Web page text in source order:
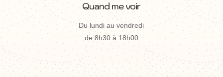
Quand me voir
Du lundi au vendredi
de 8h30 à 18h00